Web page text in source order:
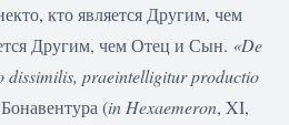
кто является Другим, чем
Другим, чем Отец и Сын. «De
dissimilis, praeintelligitur productio
(in Hexaemeron, XI,